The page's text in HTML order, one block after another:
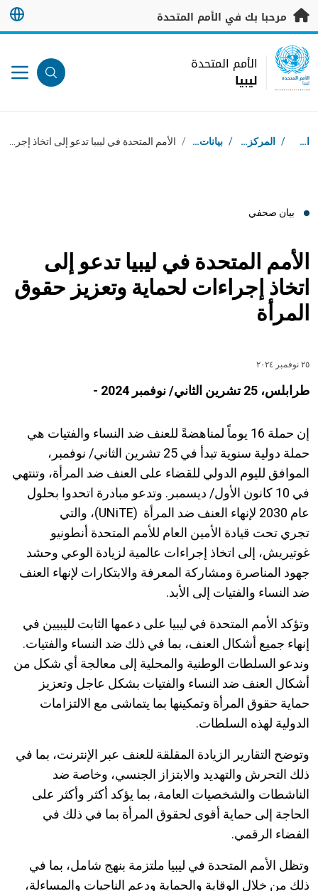
تخطى إلى المحتوى الرئيسي
مرحبا بك في الأمم المتحدة
UN Logo
الأمم المتحدة
ليبيا
الأمم المتحدة
ليبيا
مسار التنقل
استقبال / المركز الإعلامي / بيانات صحفية /
بيان صحفي
الأمم المتحدة في ليبيا تدعو إلى
اتخاذ إجراءات لحماية وتعزيز حقوق
المرأة
٢٥ نوفمبر ٢٠٢٤
طرابلس، 25 تشرين الثاني/ نوفمبر 2024 -‎
إن حملة 16 يوماً لمناهضةً للعنف ضد النساء والفتيات هي
حملة دولية سنوية تبدأ في 25 تشرين الثاني/ نوفمبر،
الموافق لليوم الدولي للقضاء على العنف ضد المرأة، وتنتهي
في 10 كانون الأول/ ديسمبر. وتدعو مبادرة اتحدوا بحلول
عام 2030 لإنهاء العنف ضد المرأة (UNiTE)، والتي
تجري تحت قيادة الأمين العام للأمم المتحدة أنطونيو
غوتيريش، إلى اتخاذ إجراءات عالمية لزيادة الوعي وحشد
جهود المناصرة ومشاركة المعرفة والابتكارات لإنهاء العنف
ضد النساء والفتيات إلى الأبد.
‎وتؤكد الأمم المتحدة في ليبيا على دعمها الثابت لليبيين في
إنهاء جميع أشكال العنف، بما في ذلك ضد النساء والفتيات.
وندعو السلطات الوطنية والمحلية إلى معالجة أي شكل من
أشكال العنف ضد النساء والفتيات بشكل عاجل وتعزيز
حماية حقوق المرأة وتمكينها بما يتماشى مع الالتزامات
الدولية لهذه السلطات.
‎وتوضح التقارير الزيادة المقلقة للعنف عبر الإنترنت، بما في
ذلك التحرش والتهديد والابتزاز الجنسي، وخاصة ضد
الناشطات والشخصيات العامة، بما يؤكد أكثر وأكثر على
الحاجة إلى حماية أقوى لحقوق المرأة بما في ذلك في
الفضاء الرقمي.
‎وتظل الأمم المتحدة في ليبيا ملتزمة بنهج شامل، بما في
ذلك من خلال الوقاية والحماية ودعم الناجيات والمساءلة،